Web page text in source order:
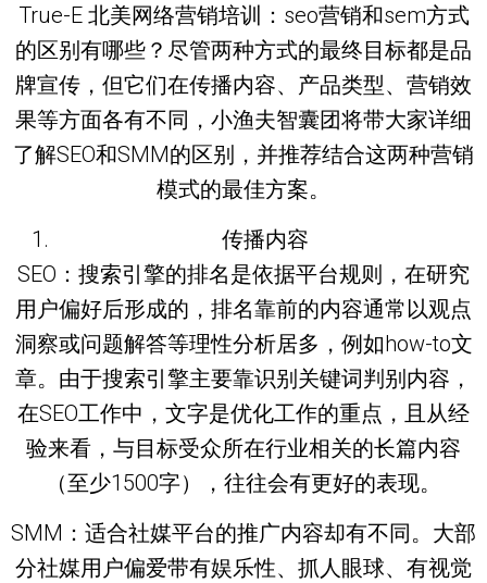
True-E 北美网络营销培训：seo营销和sem方式
的区别有哪些？尽管两种方式的最终目标都是品
牌宣传，但它们在传播内容、产品类型、营销效
果等方面各有不同，小渔夫智囊团将带大家详细
了解SEO和SMM的区别，并推荐结合这两种营销
模式的最佳方案。
传播内容
SEO：搜索引擎的排名是依据平台规则，在研究
用户偏好后形成的，排名靠前的内容通常以观点
洞察或问题解答等理性分析居多，例如how-to文
章。由于搜索引擎主要靠识别关键词判别内容，
在SEO工作中，文字是优化工作的重点，且从经
验来看，与目标受众所在行业相关的长篇内容
（至少1500字），往往会有更好的表现。
SMM：适合社媒平台的推广内容却有不同。大部
分社媒用户偏爱带有娱乐性、抓人眼球、有视觉